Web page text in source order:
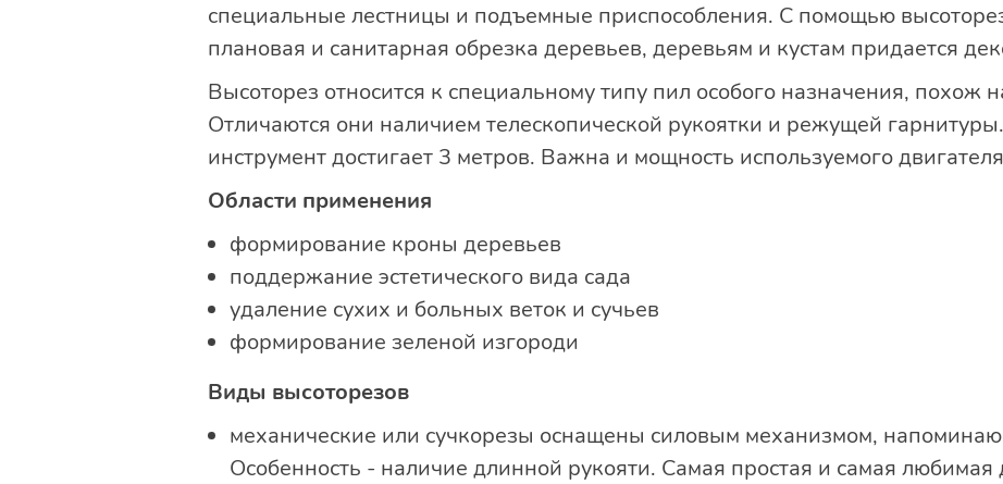
специальные лестницы и подъемные приспособления. С помощью
плановая и санитарная обрезка деревьев, деревьям и кустам придается
Высоторез относится к специальному типу пил особого назначения, похож
Отличаются они наличием телескопической рукоятки и режущей
инструмент достигает 3 метров. Важна и мощность используемого
Области применения
формирование кроны деревьев
поддержание эстетического вида сада
удаление сухих и больных веток и сучьев
формирование зеленой изгороди
Виды высоторезов
механические или сучкорезы оснащены силовым механизмом,
Особенность - наличие длинной рукояти. Самая простая и самая любимая